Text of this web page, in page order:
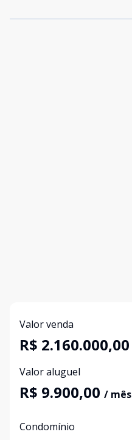
Valor venda
R$ 2.160.000,00
Valor aluguel
R$ 9.900,00 / mês
Condomínio